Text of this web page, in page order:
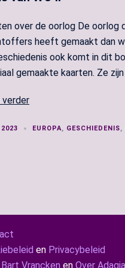
over de oorlog De oorlog
heeft gemaakt dan
ook komt in dit
gemaakte kaarten. Ze zijn
verder
EUROPA, GESCHIEDENIS,
en Privacybeleid
Vrancken en Over Adagia